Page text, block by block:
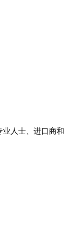
人士、进口商和